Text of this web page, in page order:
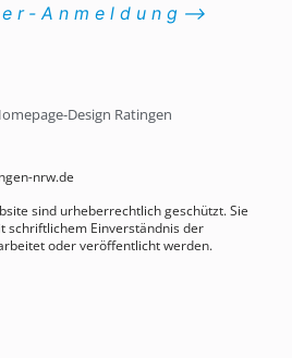
Anmeldung⟶
Design Ratingen
nrw.de
sind urheberrechtlich geschützt. Sie
schriftlichem Einverständnis der
oder veröffentlicht werden.